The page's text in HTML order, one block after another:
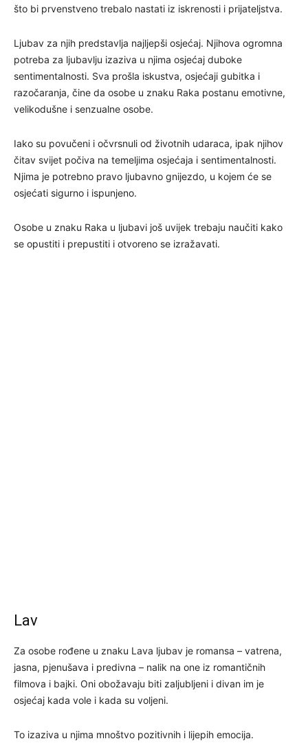
što bi prvenstveno trebalo nastati iz iskrenosti i prijateljstva.
Ljubav za njih predstavlja najljepši osjećaj. Njihova ogromna
potreba za ljubavlju izaziva u njima osjećaj duboke
sentimentalnosti. Sva prošla iskustva, osjećaji gubitka i
razočaranja, čine da osobe u znaku Raka postanu emotivne,
velikodušne i senzualne osobe.
Iako su povučeni i očvrsnuli od životnih udaraca, ipak njihov
čitav svijet počiva na temeljima osjećaja i sentimentalnosti.
Njima je potrebno pravo ljubavno gnijezdo, u kojem će se
osjećati sigurno i ispunjeno.
Osobe u znaku Raka u ljubavi još uvijek trebaju naučiti kako
se opustiti i prepustiti i otvoreno se izražavati.
Lav
Za osobe rođene u znaku Lava ljubav je romansa – vatrena,
jasna, pjenušava i predivna – nalik na one iz romantičnih
filmova i bajki. Oni obožavaju biti zaljubljeni i divan im je
osjećaj kada vole i kada su voljeni.
To izaziva u njima mnoštvo pozitivnih i lijepih emocija.